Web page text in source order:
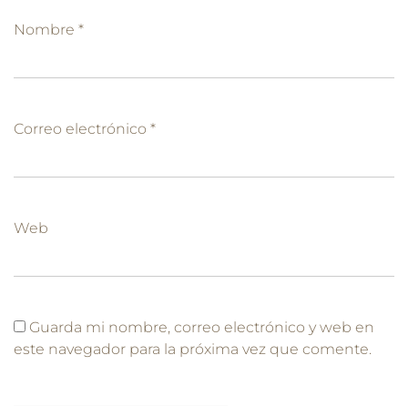
Nombre *
Correo electrónico *
Web
Guarda mi nombre, correo electrónico y web en
este navegador para la próxima vez que comente.